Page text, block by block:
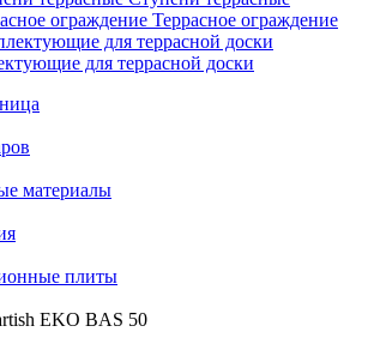
Террасное ограждение
для террасной доски
материалы
плиты
EKO BAS 50